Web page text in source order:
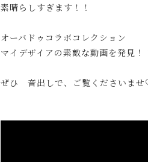
素晴らしすぎます！！
オーバドゥコラボコレクション
マイデザイアの素敵な動画を発見！
ぜひ 音出しで、ご覧くださいま